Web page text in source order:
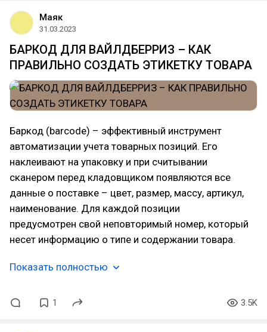
Маяк
31.03.2023
БАРКОД ДЛЯ ВАЙЛДБЕРРИЗ – КАК
ПРАВИЛЬНО СОЗДАТЬ ЭТИКЕТКУ ТОВАРА
Баркод (barcode) – эффективный инструмент
автоматизации учета товарных позиций. Его
наклеивают на упаковку и при считывании
сканером перед кладовщиком появляются все
данные о поставке – цвет, размер, массу, артикул,
наименование. Для каждой позиции
предусмотрен свой неповторимый номер, который
несет информацию о типе и содержании товара.
Показать полностью
1 3.5K